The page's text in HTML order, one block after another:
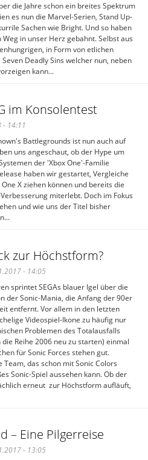
die Jahre schon ein breites Spektrum
es nun die Marvel-Serien, Stand Up-
Sachen wie Bright. Und so haben
in unser Herz gebahnt. Selbst aus
in Form von etlichen
Deadly Sins welcher nun, neben
kann...
im Konsolentest
14:11
Battlegrounds ist nun auch auf
uns angeschaut, ob der Hype um
der 'Xbox One'-Familie
haben wir gestartet, Vergleiche
X ziehen können und bereits die
miterlebt. Doch im Fokus
und wie uns der Titel bisher
zur Höchstform?
- 14:05
sprintet SEGAs blauer Igel über die
der Sonic-Mania, die Anfang der 90er
entfernt. Vor allem in den letzten
Videospiel-Ikone zu häufig nur
Problemen des Totalausfalls
Reihe 2006 neu zu starten) einmal
für Sonic Forces stehen gut.
das schon mit Sonic Colors
Sonic-Spiel aussehen kann. Ob der
erneut zur Höchstform aufläuft,
– Eine Pilgerreise
- 13:05